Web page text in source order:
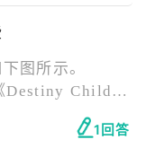
图所示。
Destiny Child》
人称射击手游
抵抗入侵的外
1回答